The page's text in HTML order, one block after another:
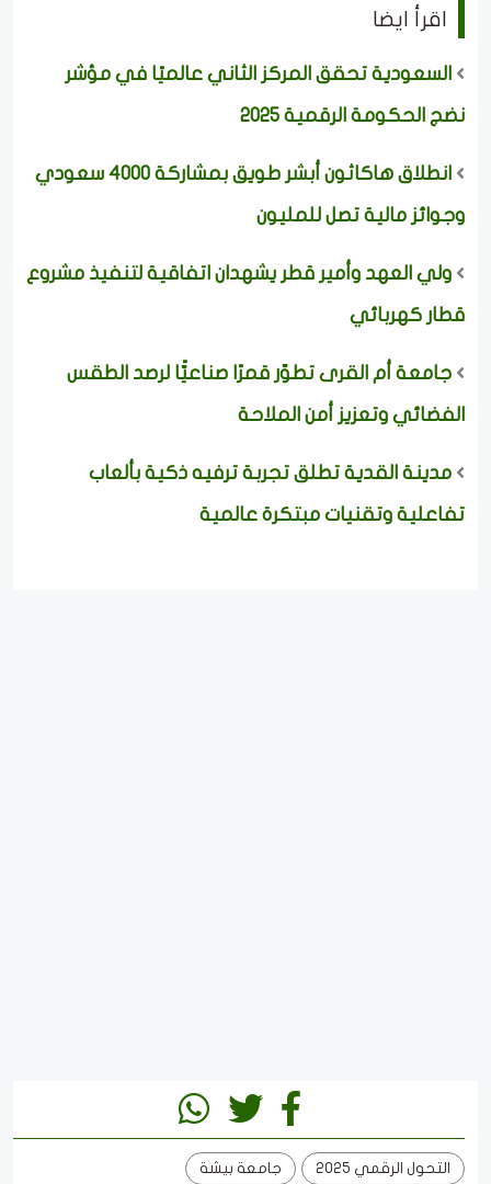
اقرأ ايضا
السعودية تحقق المركز الثاني عالميًا في مؤشر
نضج الحكومة الرقمية 2025
انطلاق هاكاثون أبشر طويق بمشاركة 4000 سعودي
وجوائز مالية تصل للمليون
ولي العهد وأمير قطر يشهدان اتفاقية لتنفيذ مشروع
قطار كهربائي
جامعة أم القرى تطوّر قمرًا صناعيًّا لرصد الطقس
الفضائي وتعزيز أمن الملاحة
مدينة القدية تطلق تجربة ترفيه ذكية بألعاب
تفاعلية وتقنيات مبتكرة عالمية
التحول الرقمي 2025 جامعة بيشة